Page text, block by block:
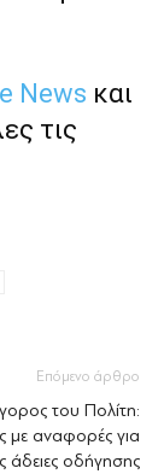
News και
τις
Επόμενο άρθρο
του Πολίτη:
με αναφορές για
άδειες οδήγησης